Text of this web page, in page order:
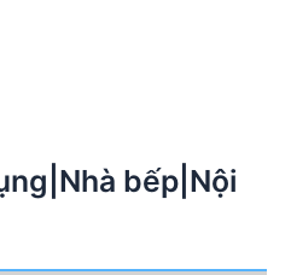
bếp|Nội